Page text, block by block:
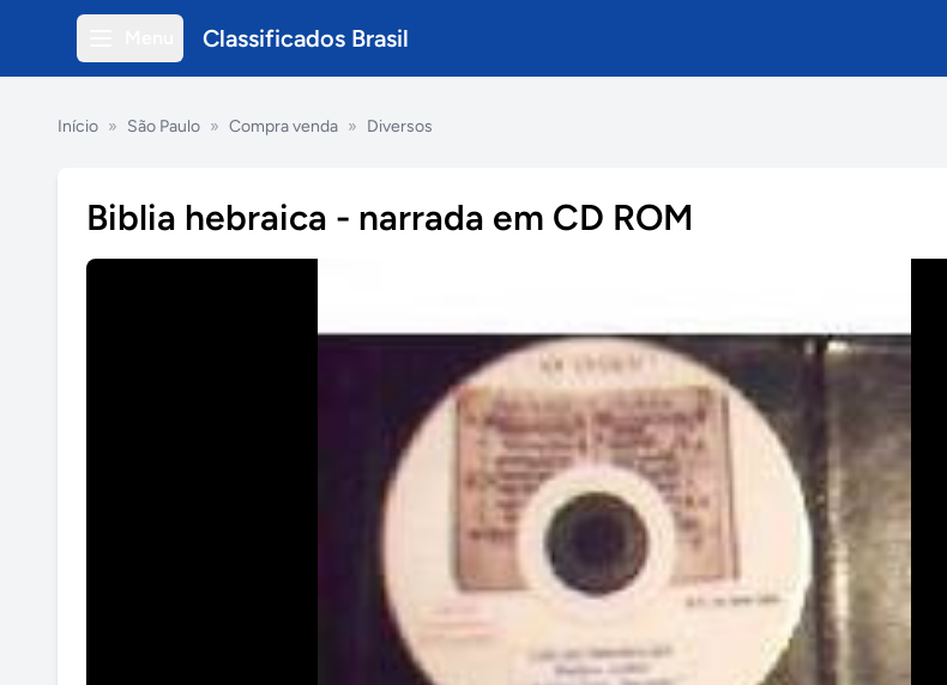
Classificados Brasil
Início » São Paulo » Compra venda » Diversos
Biblia hebraica - narrada em CD ROM